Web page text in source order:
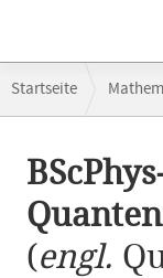
Navigation
Startseite
(engl.